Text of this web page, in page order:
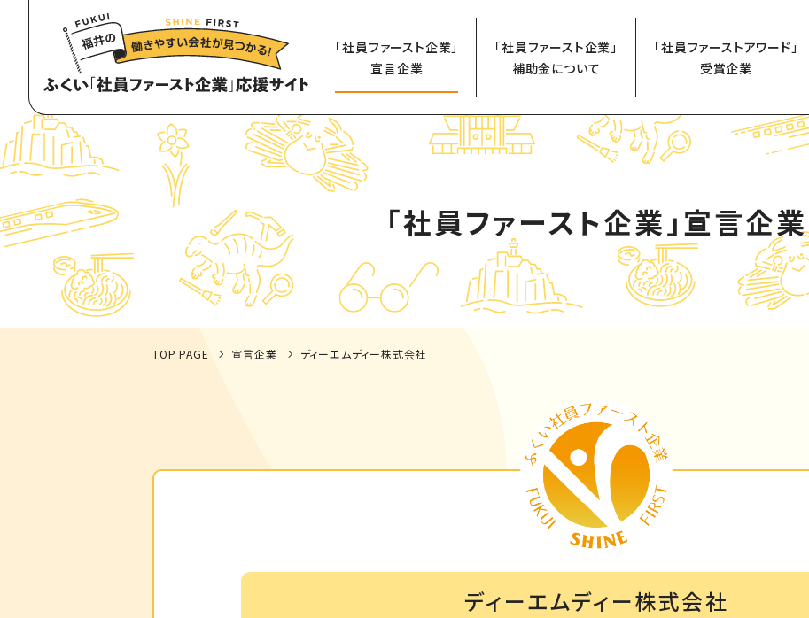
「社員ファースト企業」
宣言企業
「社員ファースト企業」
補助金について
「社員ファーストアワード」
受賞企業
「社員ファースト企業」宣言企業
TOP PAGE 宣言企業 ディーエムディー株式会社
ディーエムディー株式会社